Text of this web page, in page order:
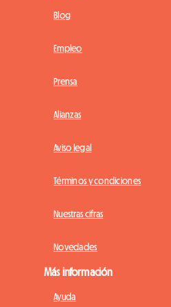
Blog
Empleo
Prensa
Alianzas
Aviso legal
Términos y condiciones
Nuestras cifras
Novedades
Más información
Ayuda